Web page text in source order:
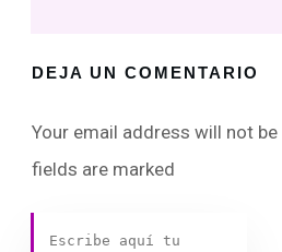
DEJA UN COMENTARIO
Your email address will not be
fields are marked